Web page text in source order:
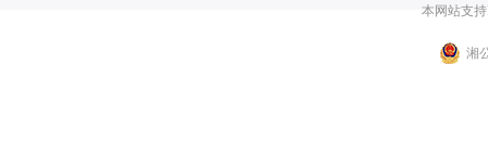
本网站支
湘